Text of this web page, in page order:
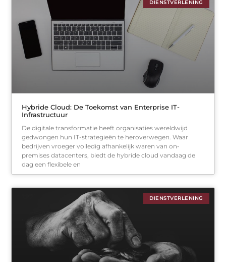
DIENSTVERLENING
Hybride Cloud: De Toekomst van Enterprise IT-
Infrastructuur
De digitale transformatie heeft organisaties wereldwijd
gedwongen hun IT-strategieën te heroverwegen. Waar
bedrijven vroeger volledig afhankelijk waren van on-
premises datacenters, biedt de hybride cloud vandaag de
dag een flexibele en
DIENSTVERLENING